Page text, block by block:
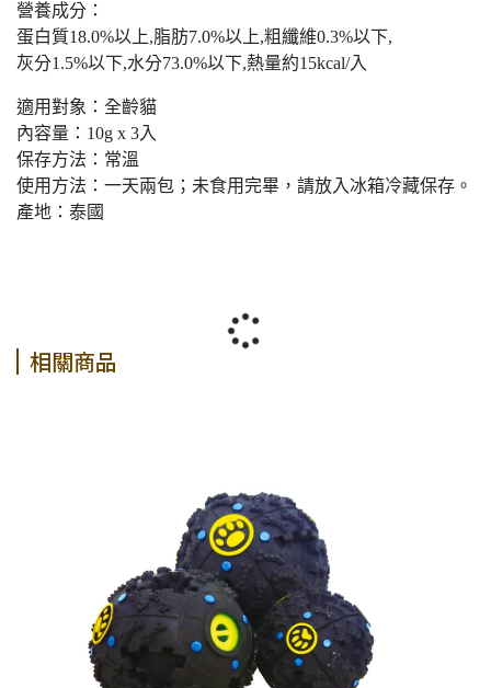
營養成分：
蛋白質18.0%以上,脂肪7.0%以上,粗纖維0.3%以下,
灰分1.5%以下,水分73.0%以下,熱量約15kcal/入
適用對象：全齡貓
內容量：10g x 3入
保存方法：常溫
使用方法：一天兩包；未食用完畢，請放入冰箱冷藏保存。
產地：泰國
相關商品